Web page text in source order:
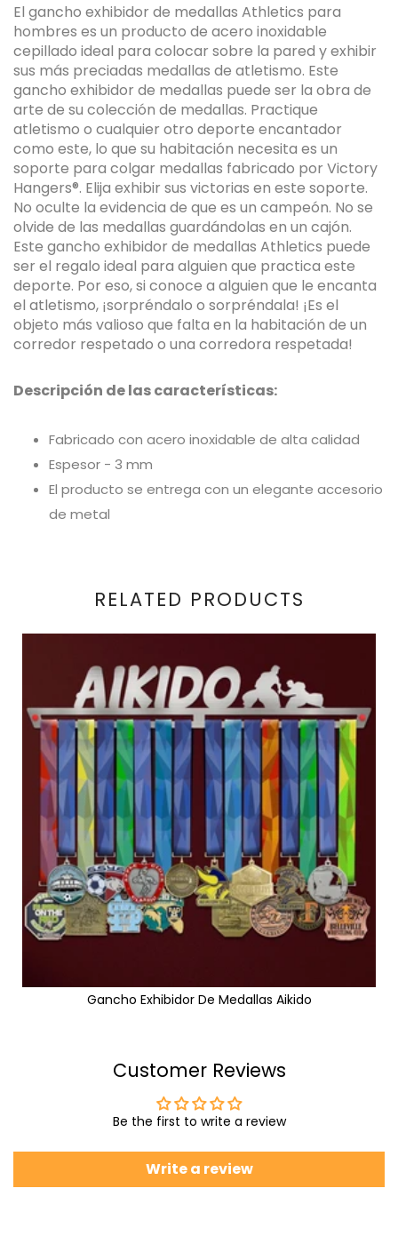
El gancho exhibidor de medallas Athletics para
hombres es un producto de acero inoxidable
cepillado ideal para colocar sobre la pared y exhibir
sus más preciadas medallas de atletismo. Este
gancho exhibidor de medallas puede ser la obra de
arte de su colección de medallas. Practique
atletismo o cualquier otro deporte encantador
como este, lo que su habitación necesita es un
soporte para colgar medallas fabricado por Victory
Hangers®. Elija exhibir sus victorias en este soporte.
No oculte la evidencia de que es un campeón. No se
olvide de las medallas guardándolas en un cajón.
Este gancho exhibidor de medallas Athletics puede
ser el regalo ideal para alguien que practica este
deporte. Por eso, si conoce a alguien que le encanta
el atletismo, ¡sorpréndalo o sorpréndala! ¡Es el
objeto más valioso que falta en la habitación de un
corredor respetado o una corredora respetada!
Descripción de las características:
Fabricado con acero inoxidable de alta calidad
Espesor - 3 mm
El producto se entrega con un elegante accesorio
de metal
RELATED PRODUCTS
Gancho Exhibidor De Medallas Aikido
Customer Reviews
Be the first to write a review
Write a review